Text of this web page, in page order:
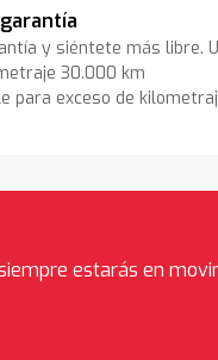
garantía
y siéntete más libre.
30.000 km
para exceso de
estarás en